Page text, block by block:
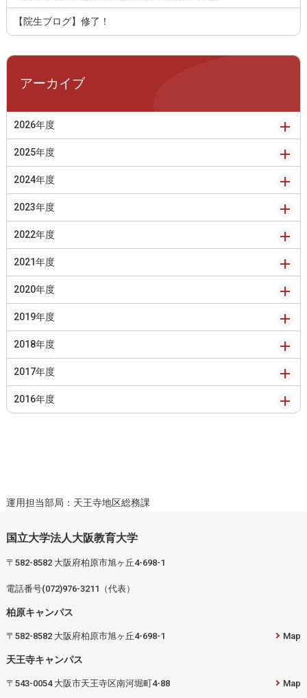
【院生ブログ】修了！
アーカイブ
2026年度
2025年度
2024年度
2023年度
2022年度
2021年度
2020年度
2019年度
2018年度
2017年度
2016年度
運用担当部局：天王寺地区総務課
国立大学法人大阪教育大学
〒582-8582 大阪府柏原市旭ヶ丘4-698-1
電話番号(072)976-3211（代表）
柏原キャンパス
〒582-8582 大阪府柏原市旭ヶ丘4-698-1 Map
天王寺キャンパス
〒543-0054 大阪市天王寺区南河堀町4-88 Map